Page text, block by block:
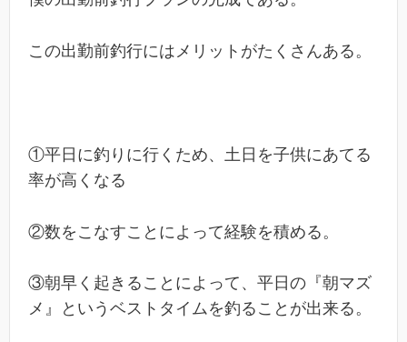
この出勤前釣行にはメリットがたくさんある。
①平日に釣りに行くため、土日を子供にあてる
率が高くなる
②数をこなすことによって経験を積める。
③朝早く起きることによって、平日の『朝マズ
メ』というベストタイムを釣ることが出来る。